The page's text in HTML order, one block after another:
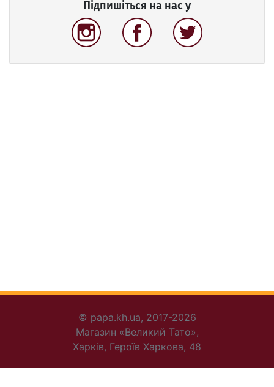
Підпишіться на нас у
© papa.kh.ua, 2017-2026
Магазин «Великий Тато»,
Харків, Героїв Харкова, 48